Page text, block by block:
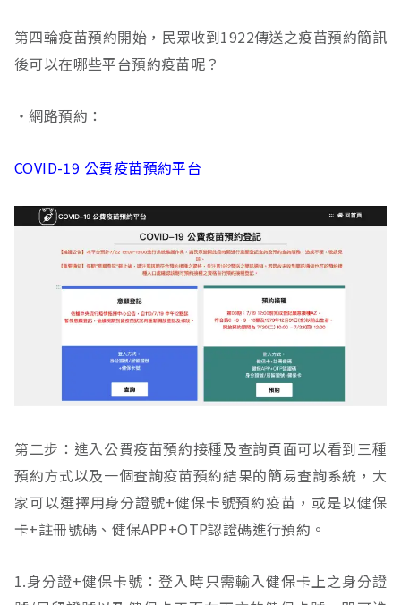
第四輪疫苗預約開始，民眾收到1922傳送之疫苗預約簡訊
後可以在哪些平台預約疫苗呢？
‧網路預約：
COVID-19 公費疫苗預約平台
第二步：進入公費疫苗預約接種及查詢頁面可以看到三種
預約方式以及一個查詢疫苗預約結果的簡易查詢系統，大
家可以選擇用身分證號+健保卡號預約疫苗，或是以健保
卡+註冊號碼、健保APP+OTP認證碼進行預約。
1.身分證+健保卡號：登入時只需輸入健保卡上之身分證